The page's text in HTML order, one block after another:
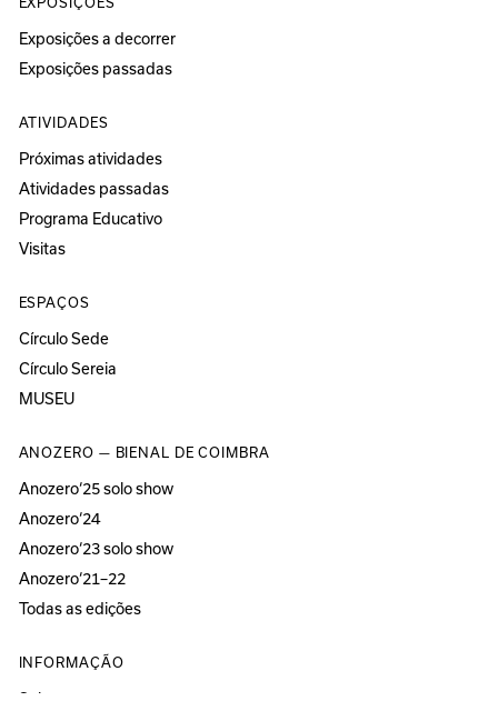
Exposições a decorrer
Exposições passadas
ATIVIDADES
Próximas atividades
Atividades passadas
Programa Educativo
Visitas
ESPAÇOS
Círculo Sede
Círculo Sereia
MUSEU
ANOZERO — BIENAL DE COIMBRA
Anozero‘25 solo show
Anozero‘24
Anozero‘23 solo show
Anozero‘21–22
Todas as edições
INFORMAÇÃO
Sobre